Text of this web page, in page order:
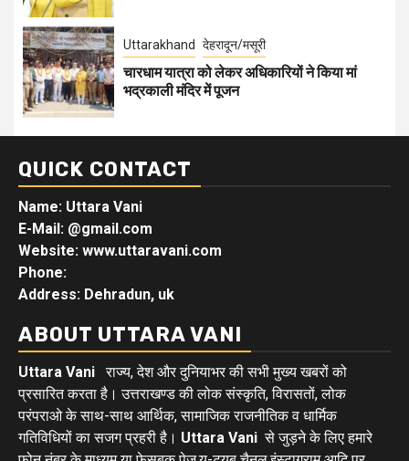
Uttarakhand देहरादून/मसूरी
चारधाम यात्रा को लेकर अधिकारियों ने किया मां
भद्रकाली मंदिर में पूजन
QUICK CONTACT
Name: Uttara Vani
E-Mail: @gmail.com
Website: www.uttaravani.com
Phone:
Address: Dehradun, uk
ABOUT UTTARA VANI
Uttara Vani राज्य, देश और दुनियाभर की सभी मुख्य खबरों को
प्रसारित करता है। उत्तराखण्ड की लोक संस्कृति, विरासतों, लोक
परंपराओ के साथ-साथ आर्थिक, सामाजिक राजनीतिक व धार्मिक
गतिविधियों का सजग प्रहरी है। Uttara Vani से जुड़ने के लिए हमारे